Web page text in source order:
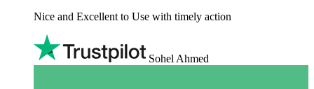
Nice and Excellent to Use with timely action
Sohel Ahmed